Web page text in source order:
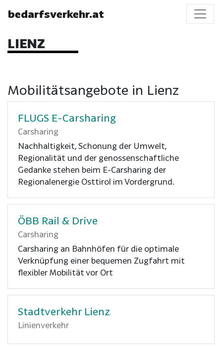
bedarfsverkehr.at
LIENZ
Mobilitätsangebote in Lienz
FLUGS E-Carsharing
Carsharing
Nachhaltigkeit, Schonung der Umwelt,
Regionalität und der genossenschaftliche
Gedanke stehen beim E-Carsharing der
Regionalenergie Osttirol im Vordergrund.
ÖBB Rail & Drive
Carsharing
Carsharing an Bahnhöfen für die optimale
Verknüpfung einer bequemen Zugfahrt mit
flexibler Mobilität vor Ort
Stadtverkehr Lienz
Linienverkehr